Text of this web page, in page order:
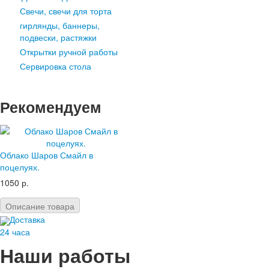
Шары по праздникам
На 8 марта
На 1 сентября
На свадьбу
Для детей
На новый год
Букеты из шаров
Bсе для праздника
Свечи, свечи для торта
гирлянды, баннеры,
подвески, растяжки
Открытки ручной работы
Сервировка стола
Рекомендуем
Облако Шаров Смайл в
поцелуях.
1050 р.
Описание товара
Доставка
24 часа
Наши работы